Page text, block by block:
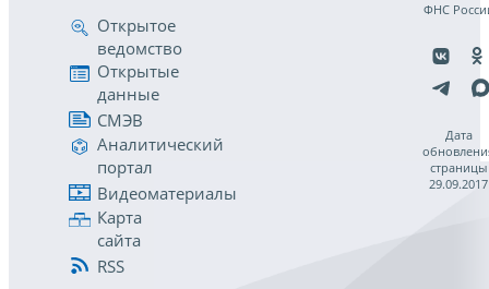
Открытое
ведомство
Открытые
данные
СМЭВ
Аналитический
портал
Видеоматериалы
Карта
сайта
RSS
ФНС
Дата
страницы
29.09.2017